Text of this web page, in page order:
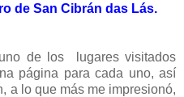
de San Cibrán das Lás.
de los lugares visitados
página para cada uno, así
a lo que más me impresionó,